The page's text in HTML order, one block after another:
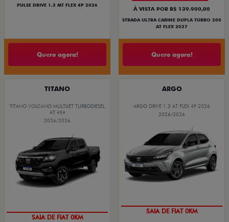
PULSE DRIVE 1.3 MT FLEX 4P 2026
Quero agora!
À VISTA POR R$ 139.900,00
STRADA ULTRA CABINE DUPLA TURBO 200
AT FLEX 2027
Quero agora!
TITANO
TITANO VOLCANO MULTIJET TURBODIESEL
AT 4X4
2026/2026
COM SEU USADO NA TROCA
ARGO
ARGO DRIVE 1.3 AT FLEX 4P 2026
2026/2026
COMPLETO